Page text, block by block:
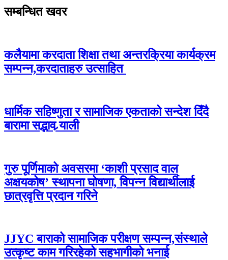
सम्बन्धित खवर
कलैयामा करदाता शिक्षा तथा अन्तरक्रिया कार्यक्रम
सम्पन्न,करदाताहरु उत्साहित
धार्मिक सहिष्णुता र सामाजिक एकताको सन्देश दिँदै
बारामा सद्भाव र्‍याली
गुरु पूर्णिमाको अवसरमा ‘काशी प्रसाद वाल
अक्षयकोष’ स्थापना घोषणा, विपन्न विद्यार्थीलाई
छात्रवृत्ति प्रदान गरिने
JJYC बाराको सामाजिक परीक्षण सम्पन्न,संस्थाले
उत्कृष्ट काम गरिरहेको सहभागीको भनाई